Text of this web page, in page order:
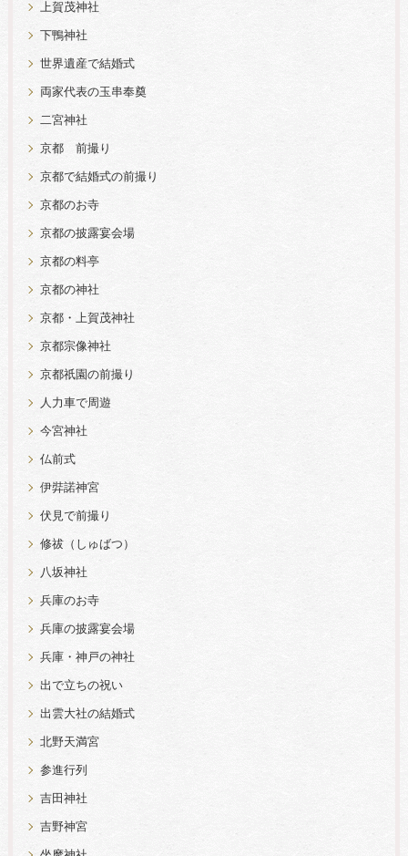
上賀茂神社
下鴨神社
世界遺産で結婚式
両家代表の玉串奉奠
二宮神社
京都 前撮り
京都で結婚式の前撮り
京都のお寺
京都の披露宴会場
京都の料亭
京都の神社
京都・上賀茂神社
京都宗像神社
京都祇園の前撮り
人力車で周遊
今宮神社
仏前式
伊弉諾神宮
伏見で前撮り
修祓（しゅばつ）
八坂神社
兵庫のお寺
兵庫の披露宴会場
兵庫・神戸の神社
出で立ちの祝い
出雲大社の結婚式
北野天満宮
参進行列
吉田神社
吉野神宮